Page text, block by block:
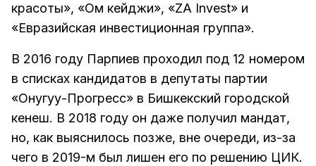
красоты», «Ом кейджи», «ZA Invest» и
«Евразийская инвестиционная группа».
В 2016 году Парпиев проходил под 12 номером
в списках кандидатов в депутаты партии
«Онугуу-Прогресс» в Бишкекский городской
кенеш. В 2018 году он даже получил мандат,
но, как выяснилось позже, вне очереди, из-за
чего в 2019-м был лишен его по решению ЦИК.